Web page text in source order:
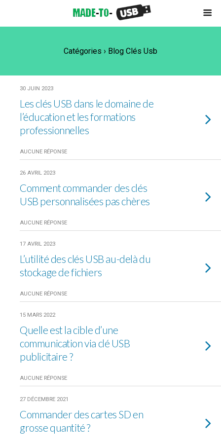
Catégories › Blog Clés Usb
30 JUIN 2023
Les clés USB dans le domaine de
l’éducation et les formations
professionnelles
AUCUNE RÉPONSE
26 AVRIL 2023
Comment commander des clés
USB personnalisées pas chères
AUCUNE RÉPONSE
17 AVRIL 2023
L’utilité des clés USB au-delà du
stockage de fichiers
AUCUNE RÉPONSE
15 MARS 2022
Quelle est la cible d’une
communication via clé USB
publicitaire ?
AUCUNE RÉPONSE
27 DÉCEMBRE 2021
Commander des cartes SD en
grosse quantité ?